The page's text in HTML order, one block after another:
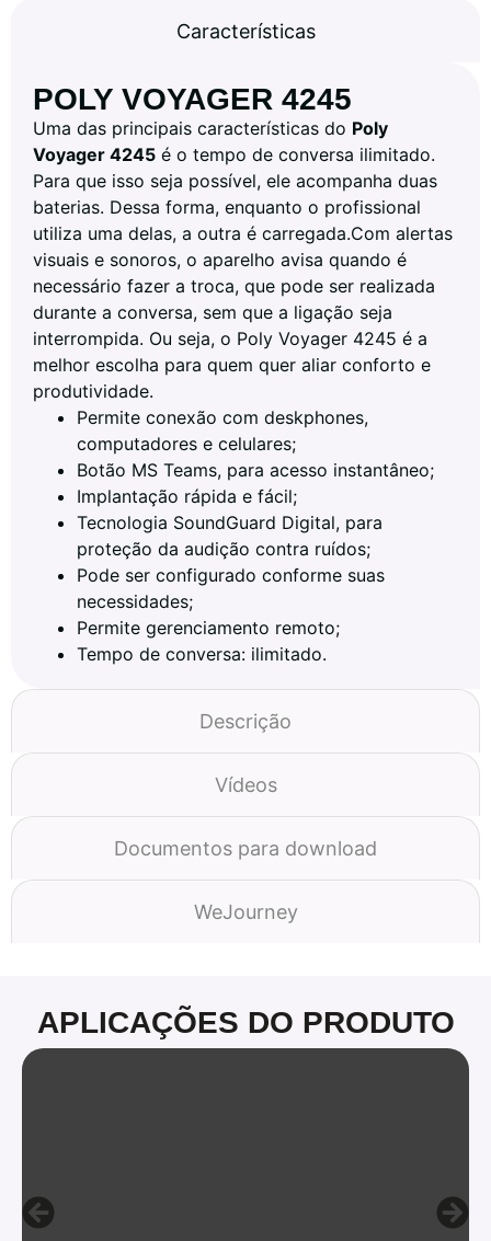
Características
Descrição
Vídeos
Documentos para download
WeJourney
POLY VOYAGER 4245
Uma das principais características do Poly
Voyager 4245 é o tempo de conversa ilimitado.
Para que isso seja possível, ele acompanha duas
baterias. Dessa forma, enquanto o profissional
utiliza uma delas, a outra é carregada.Com alertas
visuais e sonoros, o aparelho avisa quando é
necessário fazer a troca, que pode ser realizada
durante a conversa, sem que a ligação seja
interrompida. Ou seja, o Poly Voyager 4245 é a
melhor escolha para quem quer aliar conforto e
produtividade.
Permite conexão com deskphones,
computadores e celulares;
Botão MS Teams, para acesso instantâneo;
Implantação rápida e fácil;
Tecnologia SoundGuard Digital, para
proteção da audição contra ruídos;
Pode ser configurado conforme suas
necessidades;
Permite gerenciamento remoto;
Tempo de conversa: ilimitado.
APLICAÇÕES DO PRODUTO